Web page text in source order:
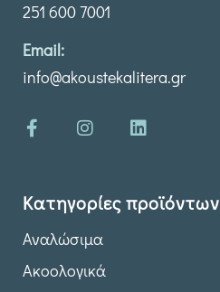
251 600 7001
Email:
info@akoustekalitera.gr
Κατηγορίες προϊόντων
Αναλώσιμα
Ακοολογικά